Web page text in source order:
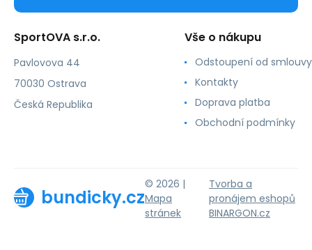
SportOVA s.r.o.
Pavlovova 44
70030 Ostrava
Česká Republika
Vše o nákupu
Odstoupení od smlouvy
Kontakty
Doprava platba
Obchodní podmínky
bundicky.cz
© 2026 |
Mapa
stránek
Tvorba a
pronájem eshopů
BINARGON.cz